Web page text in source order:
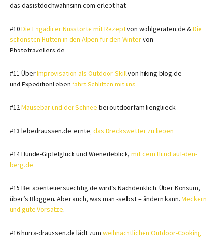
das dasistdochwahnsinn.com erlebt hat
#10Die Engadiner Nusstorte mit Rezeptvon wohlgeraten.de &Die
schönsten Hütten in den Alpen für den Wintervon
Phototravellers.de
#11 ÜberImprovisation als Outdoor-Skillvon hiking-blog.de
und ExpeditionLeben fährt Schlitten mit uns
#12Mausebär und der Schnee bei outdoorfamilienglueck
#13 lebedraussen.de lernte, das Dreckswetter zu lieben
#14 Hunde-Gipfelglück und Wienerleblick, mit dem Hund auf-den-
berg.de
#15 Bei abenteuersuechtig.de wird’s Nachdenklich. Über Konsum,
über’s Bloggen. Aber auch, was man -selbst – ändern kann. Meckern
und gute Vorsätze.
#16 hurra-draussen.de lädt zum weihnachtlichen Outdoor-Cooking